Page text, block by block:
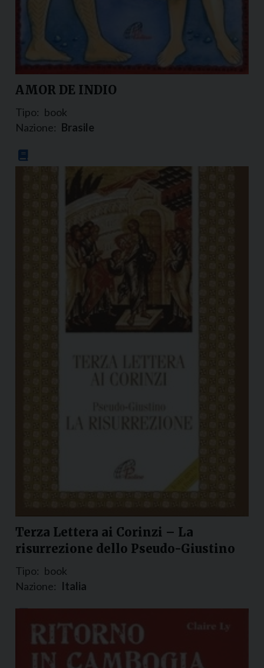
AMOR DE INDIO
Tipo: book
Nazione: Brasile
Terza Lettera ai Corinzi – La
risurrezione dello Pseudo-Giustino
Tipo: book
Nazione: Italia